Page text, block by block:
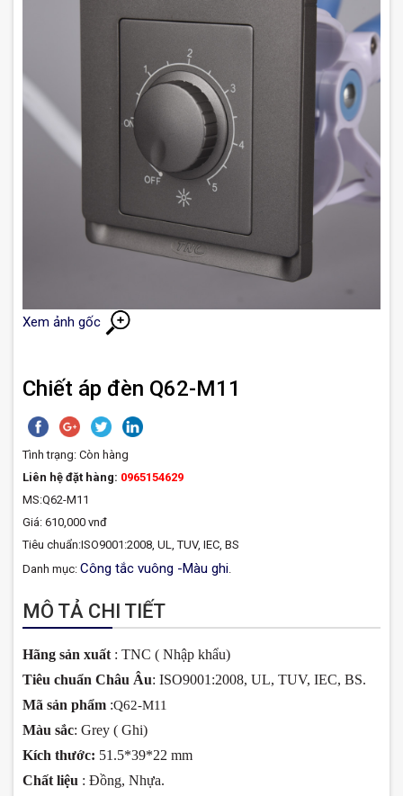
Xem ảnh gốc
Chiết áp đèn Q62-M11
Tình trạng: Còn hàng
Liên hệ đặt hàng: 0965154629
MS:Q62-M11
Giá: 610,000 vnđ
Tiêu chuẩn:ISO9001:2008, UL, TUV, IEC, BS
Danh mục: Công tắc vuông -Màu ghi
MÔ TẢ CHI TIẾT
Hãng sản xuất : TNC ( Nhập khẩu)
Tiêu chuẩn Châu Âu: ISO9001:2008, UL, TUV, IEC, BS.
Mã sản phẩm :Q62-M11
Màu sắc: Grey ( Ghi)
Kích thước: 51.5*39*22 mm
Chất liệu : Đồng, Nhựa.